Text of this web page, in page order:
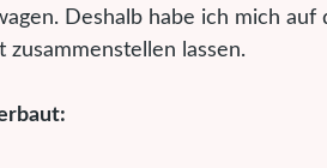
Deshalb habe ich mich auf
lassen.